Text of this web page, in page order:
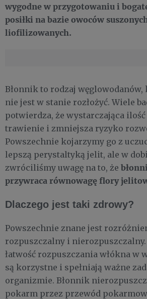
wygodne w przygotowaniu i
posiłki na bazie owoców
liofilizowanych.
Błonnik to rodzaj
nie jest w stanie rozłożyć. Wiele
potwierdza, że wystarczająca
trawienie i zmniejsza ryzyko
Powszechnie kojarzymy go z
lepszą perystaltyką jelit, ale w
zwróciliśmy uwagę na to, że
przywraca równowagę flory
Dlaczego jest taki zdrowy?
Powszechnie znane jest
rozpuszczalny i nierozpuszczalny.
łatwość rozpuszczania włókna w
są korzystne i spełniają ważne
organizmie. Błonnik
pokarm przez przewód